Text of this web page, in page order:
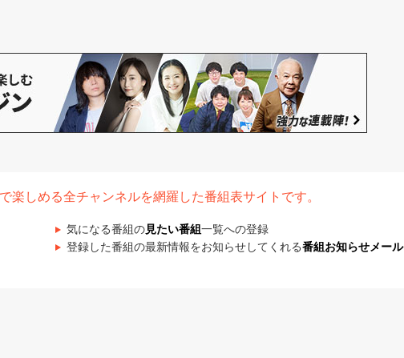
楽しめる全チャンネルを網羅した番組表サイトです。
気になる番組の見たい番組 一覧への登録
登録した番組の最新情報をお知らせしてくれる番組お知らせメール